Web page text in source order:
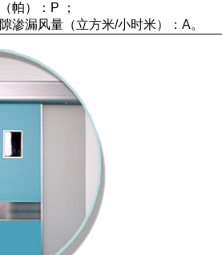
帕）：P ；
渗漏风量（立方米/小时米）：A。